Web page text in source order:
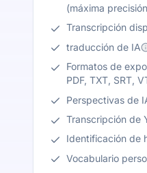
(máxima
Transcripción
traducción de IA
Formatos de
PDF, TXT, SRT,
Perspectivas de
Transcripción de
Identificación de
Vocabulario